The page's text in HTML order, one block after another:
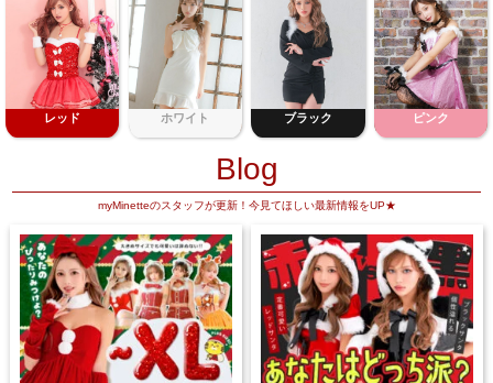
レッド ホワイト ブラック ピンク
Blog
myMinetteのスタッフが更新！今見てほしい最新情報をUP★